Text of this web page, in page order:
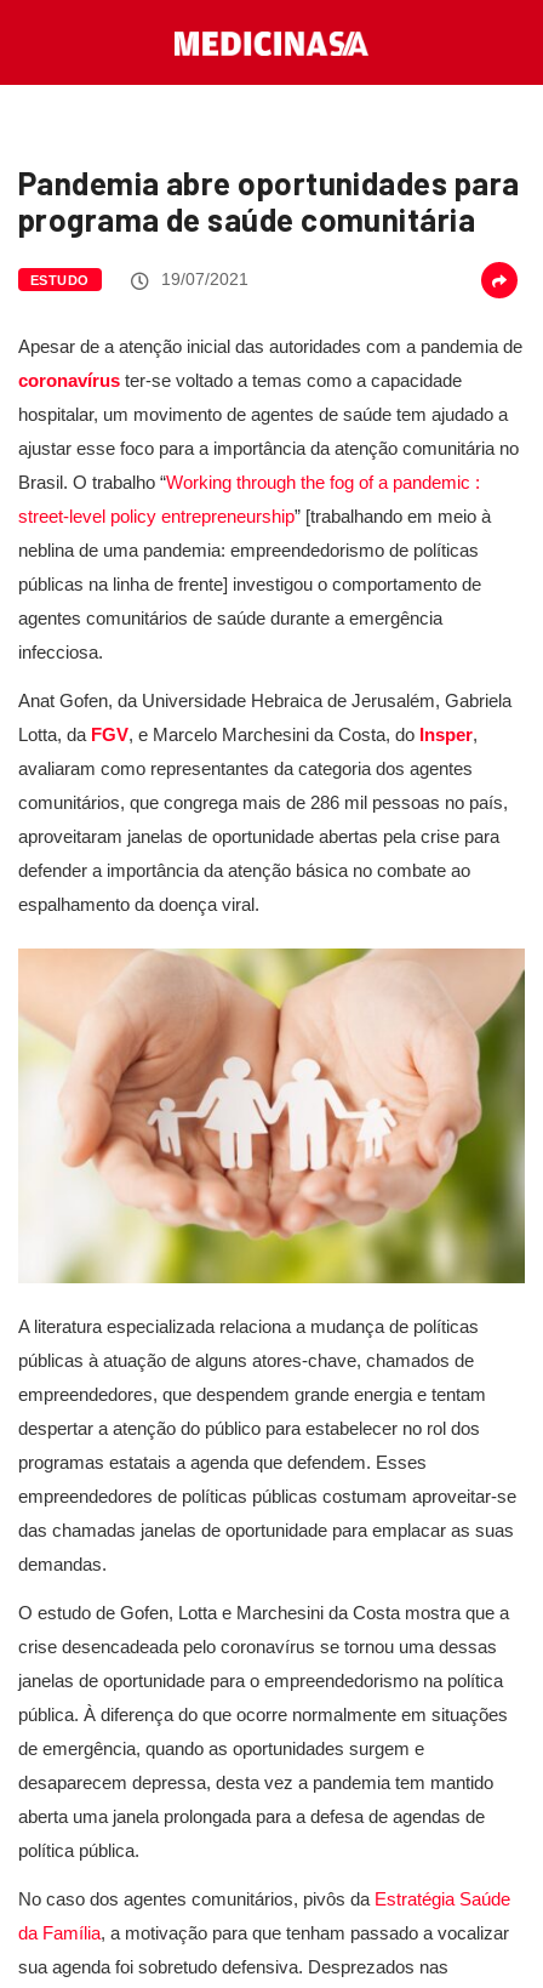
Pandemia abre oportunidades para
programa de saúde comunitária
ESTUDO 19/07/2021
Apesar de a atenção inicial das autoridades com a pandemia de
coronavírus ter-se voltado a temas como a capacidade
hospitalar, um movimento de agentes de saúde tem ajudado a
ajustar esse foco para a importância da atenção comunitária no
Brasil. O trabalho “Working through the fog of a pandemic :
street-level policy entrepreneurship” [trabalhando em meio à
neblina de uma pandemia: empreendedorismo de políticas
públicas na linha de frente] investigou o comportamento de
agentes comunitários de saúde durante a emergência
infecciosa.
Anat Gofen, da Universidade Hebraica de Jerusalém, Gabriela
Lotta, da FGV, e Marcelo Marchesini da Costa, do Insper,
avaliaram como representantes da categoria dos agentes
comunitários, que congrega mais de 286 mil pessoas no país,
aproveitaram janelas de oportunidade abertas pela crise para
defender a importância da atenção básica no combate ao
espalhamento da doença viral.
A literatura especializada relaciona a mudança de políticas
públicas à atuação de alguns atores-chave, chamados de
empreendedores, que despendem grande energia e tentam
despertar a atenção do público para estabelecer no rol dos
programas estatais a agenda que defendem. Esses
empreendedores de políticas públicas costumam aproveitar-se
das chamadas janelas de oportunidade para emplacar as suas
demandas.
O estudo de Gofen, Lotta e Marchesini da Costa mostra que a
crise desencadeada pelo coronavírus se tornou uma dessas
janelas de oportunidade para o empreendedorismo na política
pública. À diferença do que ocorre normalmente em situações
de emergência, quando as oportunidades surgem e
desaparecem depressa, desta vez a pandemia tem mantido
aberta uma janela prolongada para a defesa de agendas de
política pública.
No caso dos agentes comunitários, pivôs da Estratégia Saúde
da Família, a motivação para que tenham passado a vocalizar
sua agenda foi sobretudo defensiva. Desprezados nas